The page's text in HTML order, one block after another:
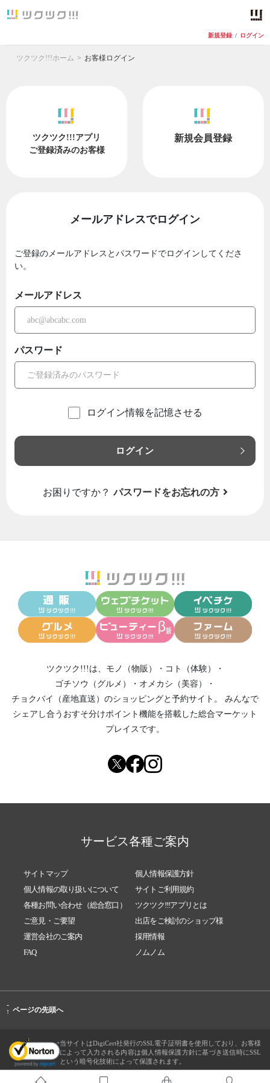
新規登録 / ログイン
ツクツク!!!ホーム お客様ログイン
ツクツク!!!アプリ
ご登録済みのお客様
新規会員登録
メールアドレスでログイン
ご登録のメールアドレスとパスワードでログインしてくださ
い。
メールアドレス
パスワード
ログイン情報を記憶させる
ログイン
お困りですか？ パスワードをお忘れの方
ツクツク!!!は、 モノ（物販） ・ コト（体験）
・
ゴチソウ（グルメ）
・ オメカシ（美容）
・
チョクバイ（産地直送） のショッピングと予約サイト。
みんなで
シェアし合う おすそ分けポイント機能を搭載した総合マーケット
プレイスです。
サービス各種ご案内
サイトマップ
個人情報保護方針
個人情報の取り扱いについて
サイトご利用規約
各種お問い合わせ（総合窓口）
ツクツク!!!アプリとは
ご意見・ご要望
出店をご検討のショップ様
運営会社のご案内
採用情報
FAQ
ノムノム
-
↑ ページの先頭へ
当サイトはDigiCert社発行のSSL電子証明書を使用しており、お客様
によって入力される内容は個人情報保護方針に基づき送信時にSSL
という暗号化技術によって保護されます。